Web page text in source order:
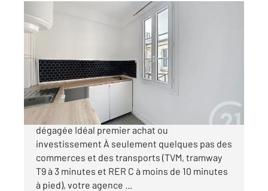
THIAIS 94
36,48 m
Appartement F2 à vendre
129 000 €
Thiais Les Néfliers Dernier étage avec vue
dégagée Idéal premier achat ou
investissement À seulement quelques pas des
commerces et des transports (TVM, tramway
T9 à 3 minutes et RER C à moins de 10 minutes
à pied), votre agence ...